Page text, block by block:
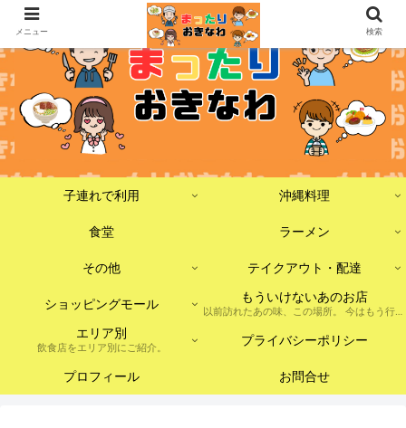
子連れで利用 沖縄料理
食堂 ラーメン
その他 テイクアウト・配達
ショッピングモール もういけないあのお店
以前訪れたあの味、この場所。 今はもう行けないけれど、記憶に残しておきたいお店たちをまとめました。 ※現在は閉店・移転・店舗形態の変更などがあった場合を含みます。
エリア別
飲食店をエリア別にご紹介。 プライバシーポリシー
プロフィール お問合せ
メニュー 検索